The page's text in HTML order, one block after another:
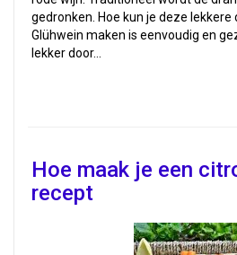
gedronken. Hoe kun je deze
Glühwein maken is eenvoudig en
lekker door…
Hoe maak je een
recept